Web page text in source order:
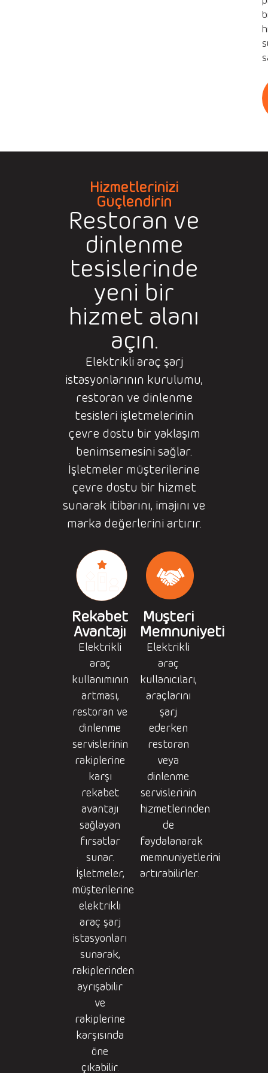
Hizmetlerinizi
Güçlendirin
Restoran ve
dinlenme
tesislerinde
yeni bir
hizmet alanı
açın.
Elektrikli araç şarj
istasyonlarının kurulumu,
restoran ve dinlenme
tesisleri işletmelerinin
çevre dostu bir yaklaşım
benimsemesini sağlar.
İşletmeler müşterilerine
çevre dostu bir hizmet
sunarak itibarını, imajını ve
marka değerlerini artırır.
Rekabet
Avantajı
Elektrikli
araç
kullanımının
artması,
restoran ve
dinlenme
servislerinin
rakiplerine
karşı
rekabet
avantajı
sağlayan
fırsatlar
sunar.
İşletmeler,
müşterilerine
elektrikli
araç şarj
istasyonları
sunarak,
rakiplerinden
ayrışabilir
ve
rakiplerine
karşısında
öne
çıkabilir.
Müşteri
Memnuniyeti
Elektrikli
araç
kullanıcıları,
araçlarını
şarj
ederken
restoran
veya
dinlenme
servislerinin
hizmetlerinden
de
faydalanarak
memnuniyetlerini
artırabilirler.